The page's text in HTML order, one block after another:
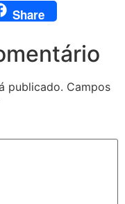
Share
publicado. Campos